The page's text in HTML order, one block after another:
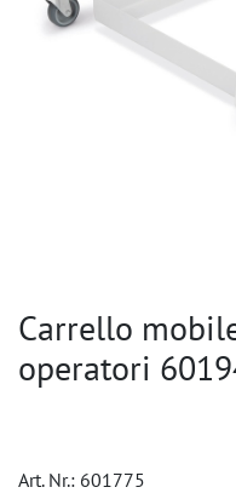
Carrello
operatori
Art. Nr.: 601775